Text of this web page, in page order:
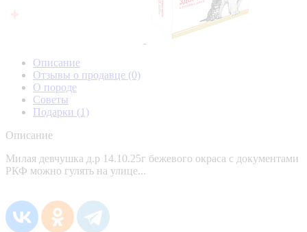
Описание
Отзывы о продавце (0)
О породе
Советы
Подарки (1)
Описание
Милая девчушка д.р 14.10.25г бежевого окраса с документами
РКФ можно гулять на улице...